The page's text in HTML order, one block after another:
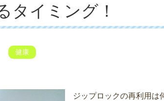
タイミング！
健康
ジップロックの再利用は